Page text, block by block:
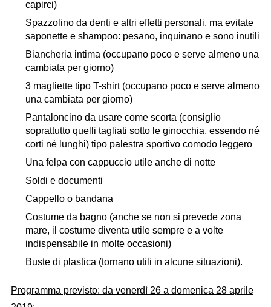
capirci)
Spazzolino da denti e altri effetti personali, ma evitate
saponette e shampoo: pesano, inquinano e sono inutili
Biancheria intima (occupano poco e serve almeno una
cambiata per giorno)
3 magliette tipo T-shirt (occupano poco e serve almeno
una cambiata per giorno)
Pantaloncino da usare come scorta (consiglio
soprattutto quelli tagliati sotto le ginocchia, essendo né
corti né lunghi) tipo palestra sportivo comodo leggero
Una felpa con cappuccio utile anche di notte
Soldi e documenti
Cappello o bandana
Costume da bagno (anche se non si prevede zona
mare, il costume diventa utile sempre e a volte
indispensabile in molte occasioni)
Buste di plastica (tornano utili in alcune situazioni).
Programma previsto: da venerdì 26 a domenica 28 aprile